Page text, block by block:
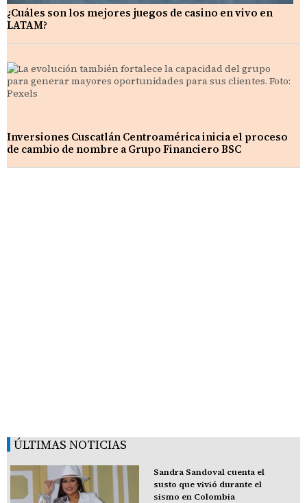
¿Cuáles son los mejores juegos de casino en vivo en
LATAM?
Inversiones Cuscatlán Centroamérica inicia el proceso
de cambio de nombre a Grupo Financiero BSC
ÚLTIMAS NOTICIAS
Sandra Sandoval cuenta el
susto que vivió durante el
sismo en Colombia